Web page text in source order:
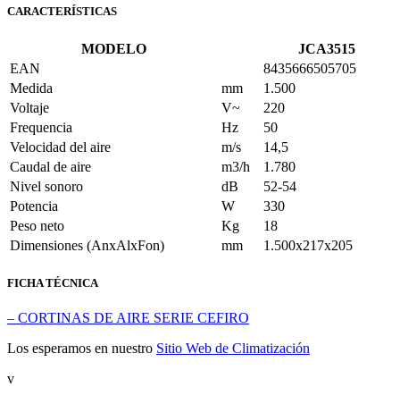
CARACTERÍSTICAS
MODELO
JCA3515
EAN
8435666505705
Medida
mm
1.500
Voltaje
V~
220
Frequencia
Hz
50
Velocidad del aire
m/s
14,5
Caudal de aire
m3/h
1.780
Nivel sonoro
dB
52-54
Potencia
W
330
Peso neto
Kg
18
Dimensiones (AnxAlxFon)
mm 1.500x217x205
FICHA TÉCNICA
– CORTINAS DE AIRE SERIE CEFIRO
Los esperamos en nuestro Sitio Web de Climatización
v